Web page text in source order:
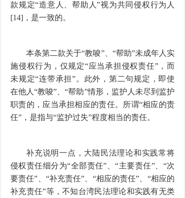
款规定“造意人、帮助人”视为共同侵权行为人
[14]，是一致的。
本条第二款关于“教唆”、“帮助”未成年人实
施侵权行为，仅规定“应当承担侵权责任”，而
未规定“连带承担”。此外，第二句规定，即使
在他人“教唆”、“帮助”情形，监护人未尽到监护
职责的，应当承担相应的责任。所谓“相应的责
任”，是指与“监护过失”程度相当的责任。
补充说明一点，大陆民法理论和实践常将
侵权责任细分为“全部责任”、“主要责任”、“次
要责任”、“补充责任”、“相应的责任”、“相应的
补充责任”等，不知台湾民法理论和实践有无类